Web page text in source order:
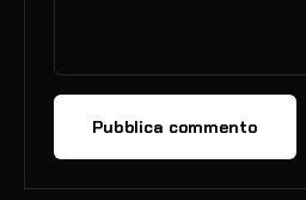
Pubblica commento